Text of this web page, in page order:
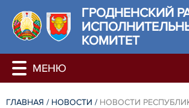
ГРОДНЕНСКИЙ
КОМИТЕТ
ГЛАВНАЯ / НОВОСТИ / НОВОСТИ